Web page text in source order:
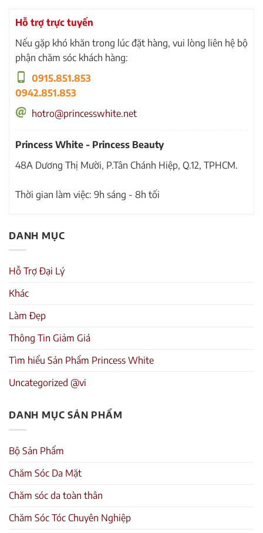
Hỗ trợ trực tuyến
Nếu gặp khó khăn trong lúc đặt hàng, vui lòng liên hệ bộ
phận chăm sóc khách hàng:
0915.851.853
0942.851.853
hotro@princesswhite.net
Princess White - Princess Beauty
48A Dương Thị Mười, P.Tân Chánh Hiệp, Q.12, TPHCM.
Thời gian làm việc: 9h sáng - 8h tối
DANH MỤC
Hỗ Trợ Đại Lý
Khác
Làm Đẹp
Thông Tin Giảm Giá
Tìm hiểu Sản Phẩm Princess White
Uncategorized @vi
DANH MỤC SẢN PHẨM
Bộ Sản Phẩm
Chăm Sóc Da Mặt
Chăm sóc da toàn thân
Chăm Sóc Tóc Chuyên Nghiệp